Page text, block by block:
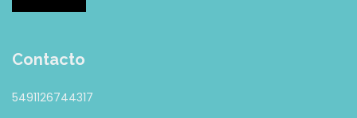
Contacto
5491126744317